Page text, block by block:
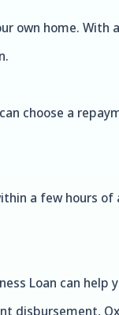
own home. With
choose a
a few hours of
Loan can help
disbursement,